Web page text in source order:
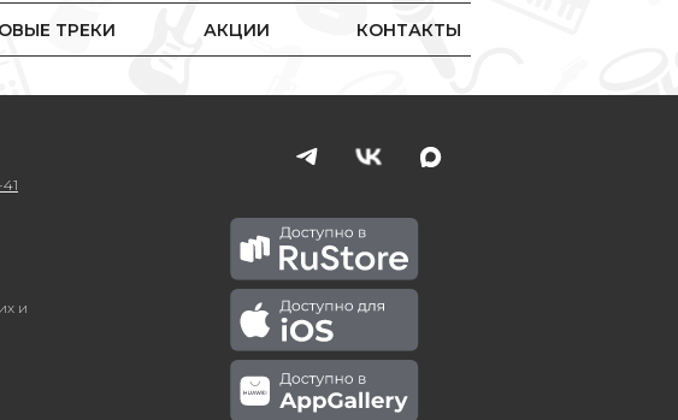
ТРЕКИ АКЦИИ КОНТАКТЫ
и